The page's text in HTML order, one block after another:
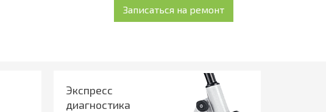
Экспресс
диагностика